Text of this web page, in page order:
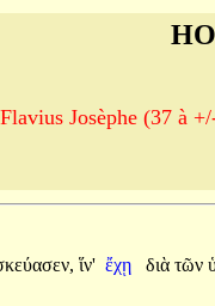
Flavius Josèphe (37 à
ἵν' ἔχῃ διὰ τῶν